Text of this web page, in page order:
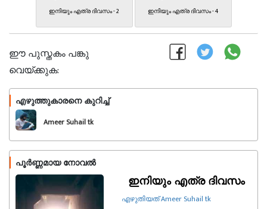
ഇനിയും എത്ര ദിവസം - 2 ഇനിയും എത്ര ദിവസം - 4
ഈ പുസ്തകം പങ്കു
വെയ്ക്കുക:
എഴുത്തുകാരനെ കുറിച്ച്
Ameer Suhail tk
പൂർണ്ണമായ നോവൽ
ഇനിയും എത്ര ദിവസം
എഴുതിയത് Ameer Suhail tk